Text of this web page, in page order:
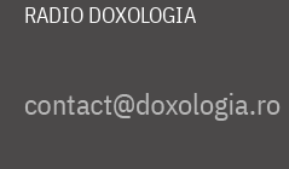
RADIO DOXOLOGIA